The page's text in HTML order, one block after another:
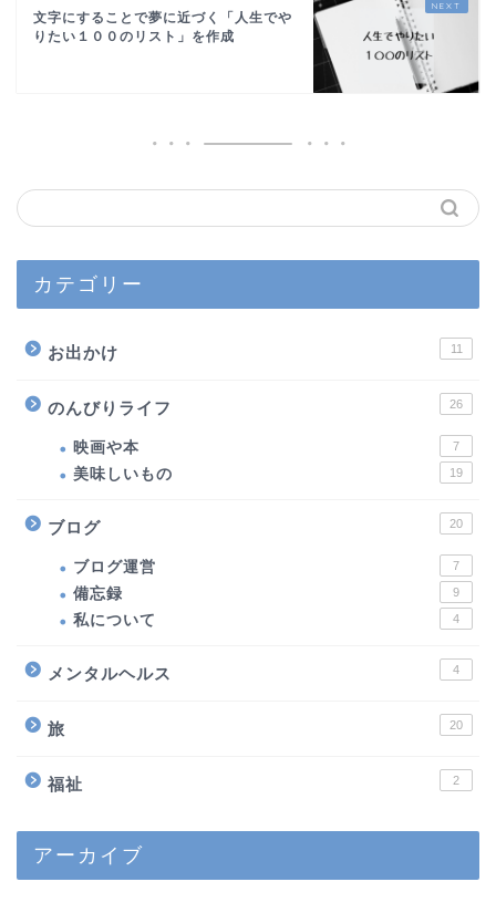
文字にすることで夢に近づく「人生でや
りたい１００のリスト」を作成
カテゴリー
お出かけ 11
のんびりライフ 26
映画や本 7
美味しいもの 19
ブログ 20
ブログ運営 7
備忘録 9
私について 4
メンタルヘルス 4
旅 20
福祉 2
アーカイブ